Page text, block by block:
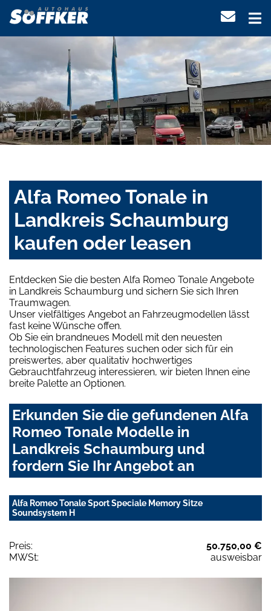
Alfa Romeo Tonale in
Landkreis Schaumburg
kaufen oder leasen
Entdecken Sie die besten Alfa Romeo Tonale Angebote
in Landkreis Schaumburg und sichern Sie sich Ihren
Traumwagen.
Unser vielfältiges Angebot an Fahrzeugmodellen lässt
fast keine Wünsche offen.
Ob Sie ein brandneues Modell mit den neuesten
technologischen Features suchen oder sich für ein
preiswertes, aber qualitativ hochwertiges
Gebrauchtfahrzeug interessieren, wir bieten Ihnen eine
breite Palette an Optionen.
Erkunden Sie die gefundenen Alfa
Romeo Tonale Modelle in
Landkreis Schaumburg und
fordern Sie Ihr Angebot an
Alfa Romeo Tonale Sport Speciale Memory Sitze
Soundsystem H
Preis:
50.750,00 €
MWSt:
ausweisbar